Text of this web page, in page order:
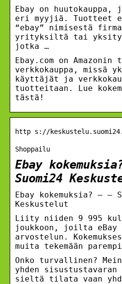
Ebay on huutokauppa,
eri myyjiä. Tuotteet
“ebay” nimisestä
yrityksiltä tai
jotka …
Ebay.com on Amazonin
verkkokauppa, missä
käyttäjät ja
tuotteitaan. Lue
tästä!
http s://
Shoppailu
Ebay
Suomi24
Ebay kokemuksia? – –
Keskustelut
Liity niiden 9 995
joukkoon, joilta eBay
arvostelun.
muita tekemään
Onko turvallinen?
yhden
sieltä tilata vaan